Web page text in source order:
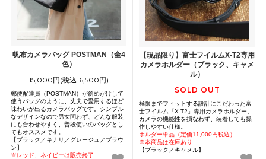
帆布カメラバッグ POSTMAN（全4
色）
15,000円(税込16,500円)
郵便配達員（POSTMAN）が斜めがけして
使うバッグのように、丈夫で愛用するほど
味わいが出るカメラバッグです。シンプル
なデザインなので男女問わず、どんな服装
にも合わせやすく、普段使いのバッグとし
てもオススメです。
【ブラック／キナリ／グレージュ／ブラウ
ン】
※レッド、ネイビーは販売終了
【現品限り】富士フイルムX-T2専用
カメラホルダー（ブラック、キャメ
ル）
SOLD OUT
極限までフィットする設計にこだわった富
士フイルム「X-T2」専用カメラホルダー。
カメラの機能性を損なわず、装着しても操
作しやすい仕様。
ホルダー単品（定価11,000円税込）
※本商品は在庫あり
【ブラック／キャメル】